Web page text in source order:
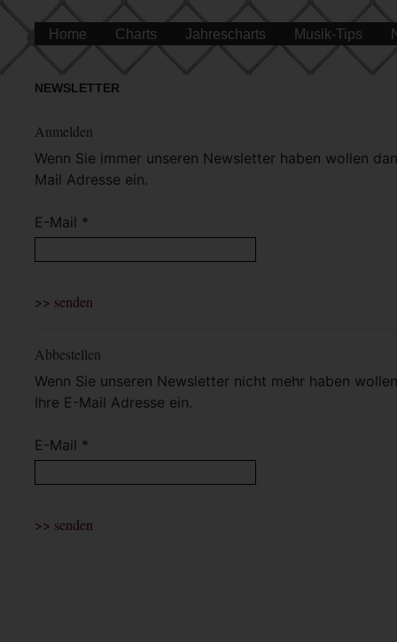
Home Charts Jahrescharts Musik-Tips
NEWSLETTER
Anmelden
Wenn Sie immer unseren Newsletter haben wollen
Mail Adresse ein.
E-Mail *
Abbestellen
Wenn Sie unseren Newsletter nicht mehr haben
Ihre E-Mail Adresse ein.
E-Mail *